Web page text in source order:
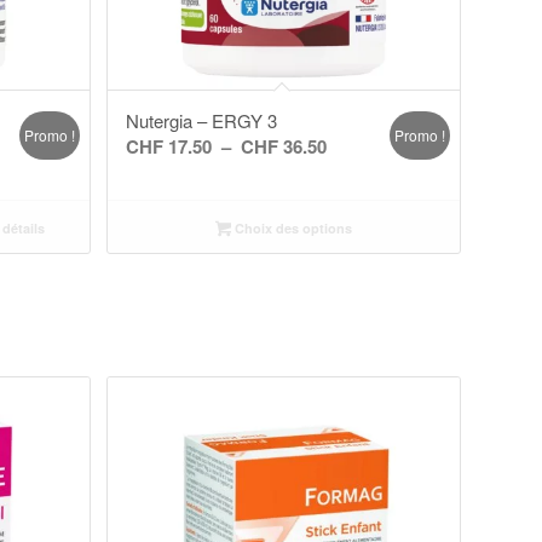
Promo !
détails
Nutergia – ERGY 3
CHF17.50 – CHF36.50Plage
CHF 17.50
à
Promo !
Choix des options